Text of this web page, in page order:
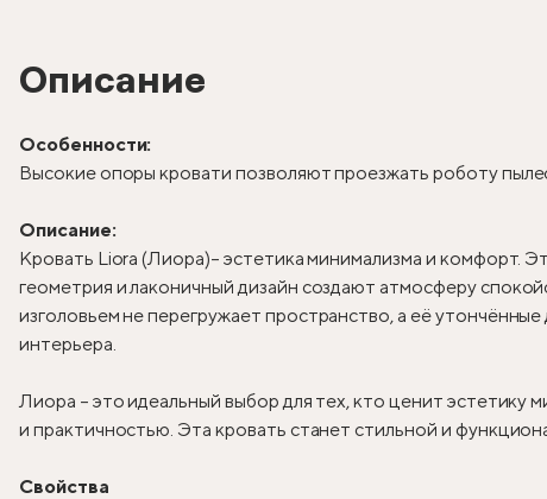
Описание
Особенности:
Высокие опоры кровати позволяют проезжать роботу
Описание:
Кровать Liora (Лиора)– эстетика минимализма и комфорт.
геометрия и лаконичный дизайн создают атмосферу
изголовьем не перегружает пространство, а её
интерьера.
Лиора – это идеальный выбор для тех, кто ценит эстетику
и практичностью. Эта кровать станет стильной и
Свойства